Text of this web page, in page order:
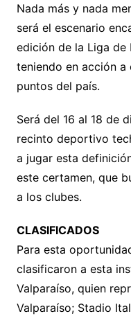
Nada más y nada
será el escenario
edición de la Liga de
teniendo en acción
puntos del país.
Será del 16 al 18 de
recinto deportivo
a jugar esta
este certamen, que
a los clubes.
CLASIFICADOS
Para esta
clasificaron a esta
Valparaíso, quien
Valparaíso; Stadio